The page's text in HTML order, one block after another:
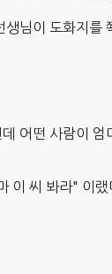
생님이 도화지를
어떤 사람이
이 씨 봐라" 이